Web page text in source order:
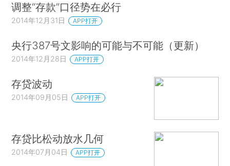
调整“存款”口径势在必行
2014年12月31日 APP打开
央行387号文影响的可能与不可能（更新）
2014年12月28日 APP打开
存贷波动
2014年09月05日 APP打开
存贷比松动放水几何
2014年07月04日 APP打开